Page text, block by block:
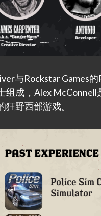
与Rockstar Games
组成，Alex
狂野西部游戏。